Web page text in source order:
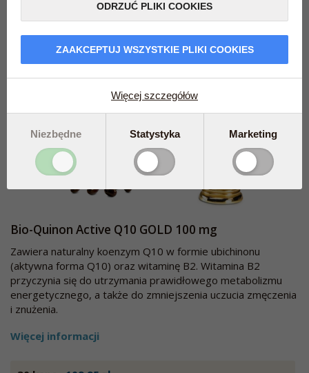
Bio-Quinon Active Q10 GOLD 100 mg
Zawiera naturalny koenzym Q10 w formie ubichinonu
(aktywna forma Q10) oraz witaminę B2. Witamina B2
przyczynia się do utrzymania prawidłowego metabolizmu
energetycznego, a także do zmniejszenia uczucia zmęczenia
i znużenia.
Więcej informacji
ODRZUĆ PLIKI COOKIES
ZAAKCEPTUJ WSZYSTKIE PLIKI COOKIES
Więcej szczegółów
Niezbędne Statystyka Marketing